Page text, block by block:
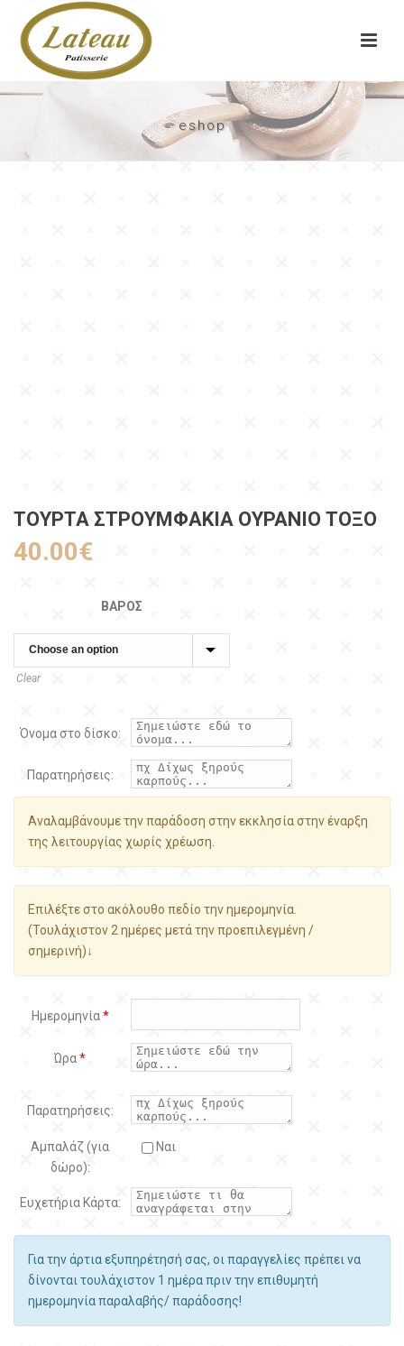
eshop
ΤΟΥΡΤΑ ΣΤΡΟΥΜΦΆΚΙΑ ΟΥΡΑΝΙΟ ΤΟΞΟ
40.00€
ΒΆΡΟΣ
Clear
Όνομα στο δίσκο:
Παρατηρήσεις:
Αναλαμβάνουμε την παράδοση στην εκκλησία στην έναρξη
της λειτουργίας χωρίς χρέωση.
Επιλέξτε στο ακόλουθο πεδίο την ημερομηνία.
(Τουλάχιστον 2 ημέρες μετά την προεπιλεγμένη /
σημερινή)↓
Ημερομηνία*
Ώρα*
Παρατηρήσεις:
Αμπαλάζ (για
δώρο):
Ναι
Ευχετήρια Κάρτα:
Για την άρτια εξυπηρέτησή σας, οι παραγγελίες πρέπει να
δίνονται τουλάχιστον 1 ημέρα πριν την επιθυμητή
ημερομηνία παραλαβής/ παράδοσης!